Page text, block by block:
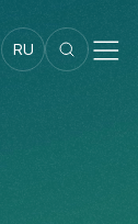
RU